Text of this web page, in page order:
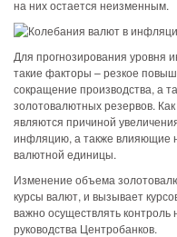
на них остается неизменным.
Для прогнозирования уровня
такие факторы – резкое
сокращение производства, а
золотовалютных резервов.
являются причиной
инфляцию, а также влияющие
валютной единицы.
Изменение объема
курсы валют, и вызывает
важно осуществлять
руководства Центробанков.